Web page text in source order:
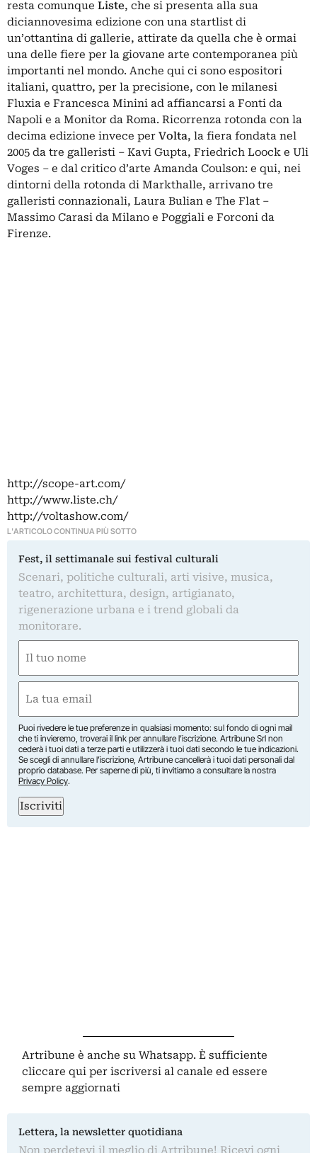
resta comunque Liste, che si presenta alla sua
diciannovesima edizione con una startlist di
un’ottantina di gallerie, attirate da quella che è ormai
una delle fiere per la giovane arte contemporanea più
importanti nel mondo. Anche qui ci sono espositori
italiani, quattro, per la precisione, con le milanesi
Fluxia e Francesca Minini ad affiancarsi a Fonti da
Napoli e a Monitor da Roma. Ricorrenza rotonda con la
decima edizione invece per Volta, la fiera fondata nel
2005 da tre galleristi – Kavi Gupta, Friedrich Loock e Uli
Voges – e dal critico d’arte Amanda Coulson: e qui, nei
dintorni della rotonda di Markthalle, arrivano tre
galleristi connazionali, Laura Bulian e The Flat –
Massimo Carasi da Milano e Poggiali e Forconi da
Firenze.
http://scope-art.com/
http://www.liste.ch/
http://voltashow.com/
L'ARTICOLO CONTINUA PIÙ SOTTO
Fest, il settimanale sui festival culturali
Scenari, politiche culturali, arti visive, musica,
teatro, architettura, design, artigianato,
rigenerazione urbana e i trend globali da
monitorare.
(Required)
First
(Required)
Puoi rivedere le tue preferenze in qualsiasi momento: sul fondo di ogni mail
che ti invieremo, troverai il link per annullare l’iscrizione. Artribune Srl non
cederà i tuoi dati a terze parti e utilizzerà i tuoi dati secondo le tue indicazioni.
Se scegli di annullare l’iscrizione, Artribune cancellerà i tuoi dati personali dal
proprio database. Per saperne di più, ti invitiamo a consultare la nostra
Privacy Policy.
Iscriviti
Artribune è anche su Whatsapp. È sufficiente
cliccare qui per iscriversi al canale ed essere
sempre aggiornati
Lettera, la newsletter quotidiana
Non perdetevi il meglio di Artribune! Ricevi ogni